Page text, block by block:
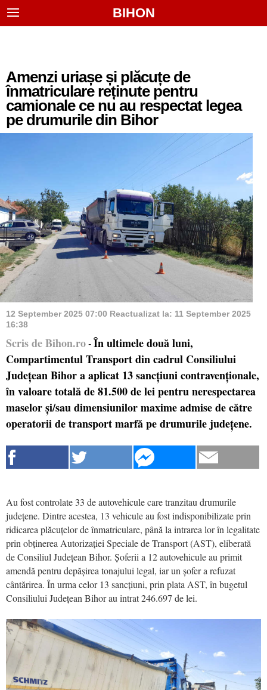
BIHON
Amenzi uriașe și plăcuțe de
înmatriculare reținute pentru
camionale ce nu au respectat legea
pe drumurile din Bihor
12 September 2025 07:00 Reactualizat la: 11 September 2025
16:38
Scris de Bihon.ro - În ultimele două luni,
Compartimentul Transport din cadrul Consiliului
Județean Bihor a aplicat 13 sancțiuni contravenționale,
în valoare totală de 81.500 de lei pentru nerespectarea
maselor și/sau dimensiunilor maxime admise de către
operatorii de transport marfă pe drumurile județene.
Au fost controlate 33 de autovehicule care tranzitau drumurile
județene. Dintre acestea, 13 vehicule au fost indisponibilizate prin
ridicarea plăcuțelor de înmatriculare, până la intrarea lor în legalitate
prin obținerea Autorizației Speciale de Transport (AST), eliberată
de Consiliul Județean Bihor. Șoferii a 12 autovehicule au primit
amendă pentru depășirea tonajului legal, iar un șofer a refuzat
cântărirea. În urma celor 13 sancțiuni, prin plata AST, în bugetul
Consiliului Județean Bihor au intrat 246.697 de lei.